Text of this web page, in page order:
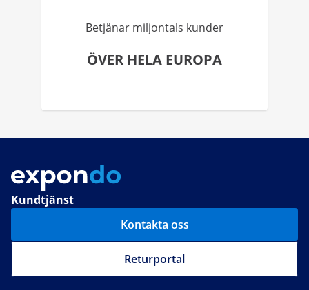
Betjänar miljontals kunder
ÖVER HELA EUROPA
Kundtjänst
Kontakta oss
Returportal